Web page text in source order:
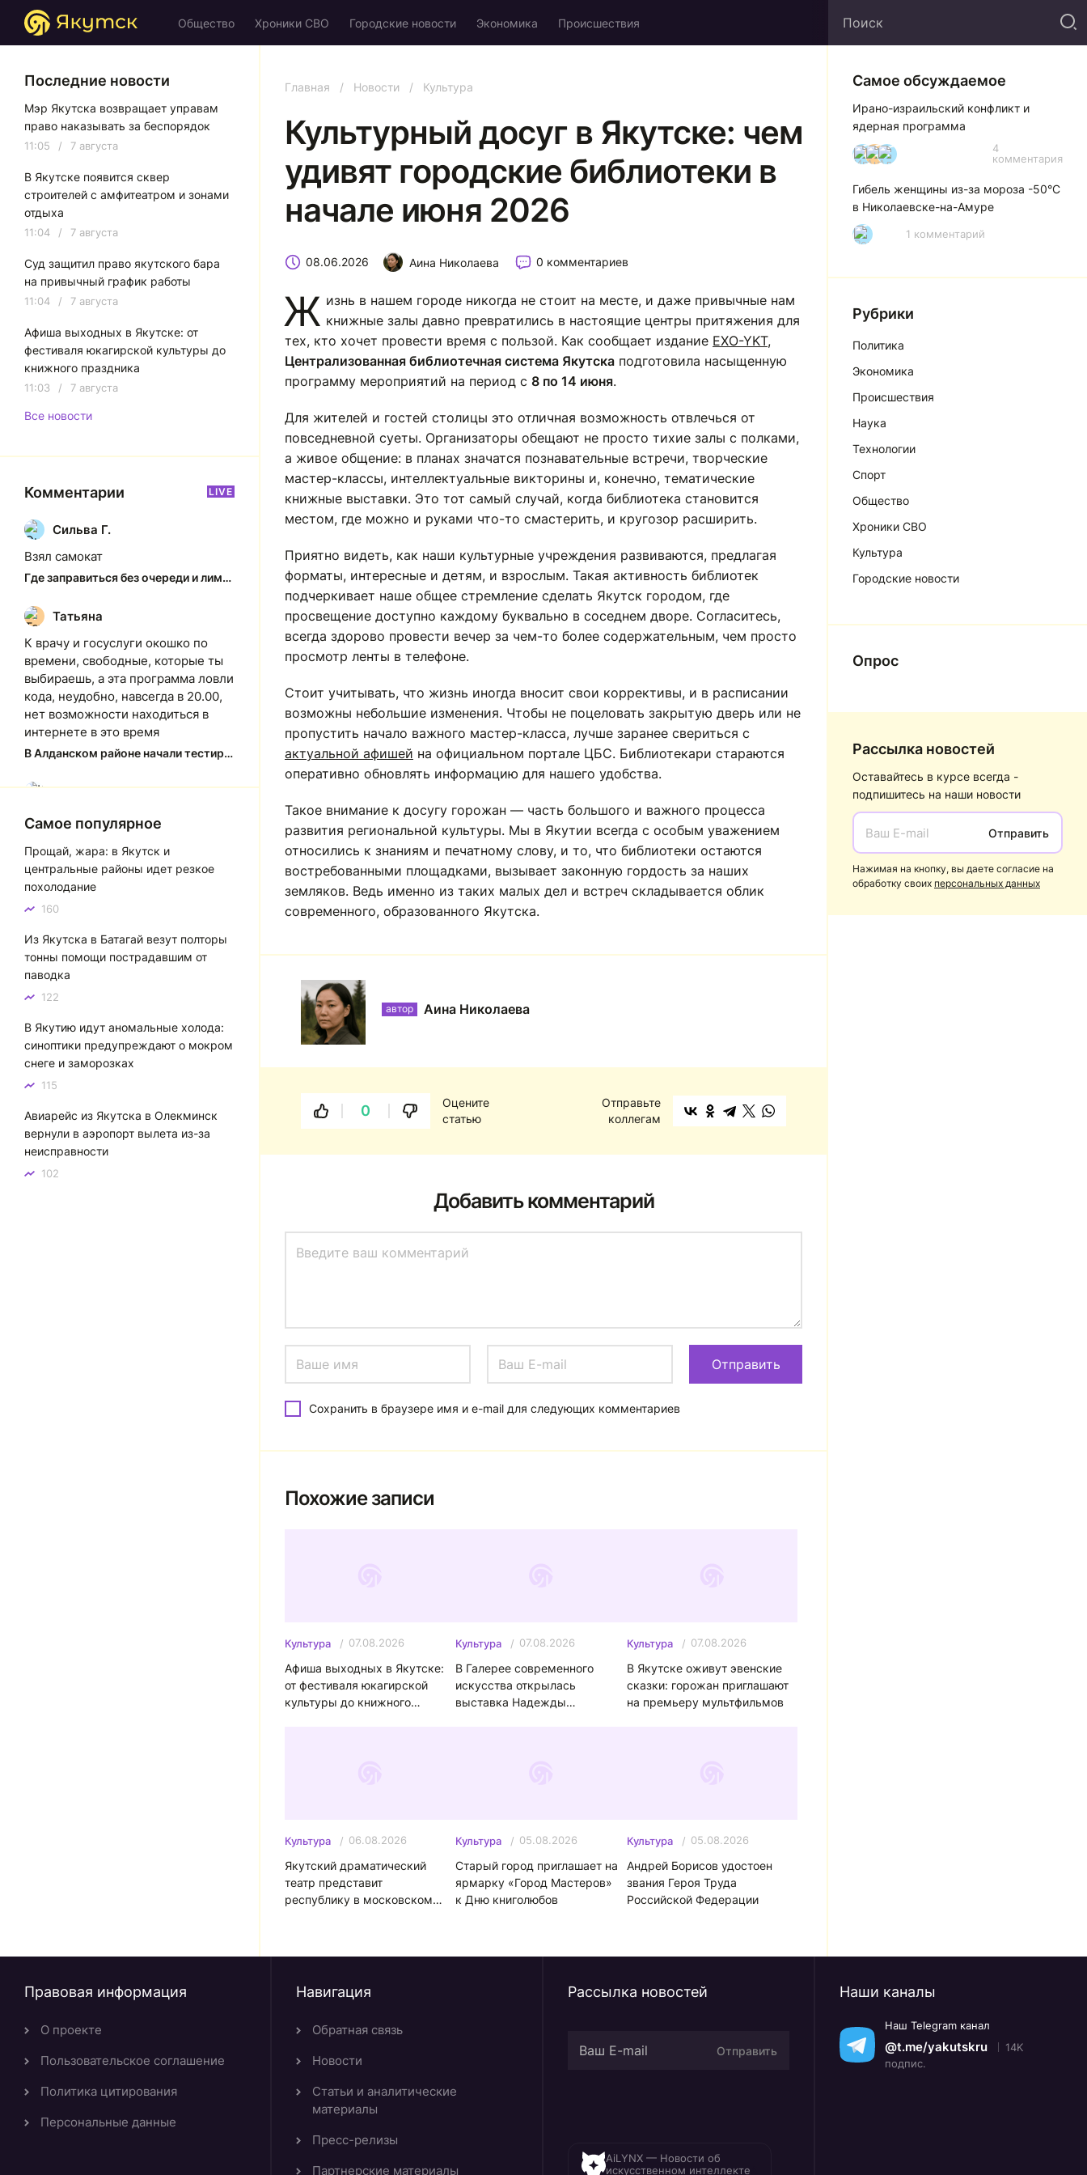
Общество Хроники СВО Городские новости Экономика Происшествия
Главная / Новости / Культура
Культурный досуг в Якутске: чем
удивят городские библиотеки в
начале июня 2026
Аина Николаева 0 комментариев
08.06.2026
Ж изнь в нашем городе никогда не стоит на месте, и даже привычные нам
книжные залы давно превратились в настоящие центры притяжения для
тех, кто хочет провести время с пользой. Как сообщает издание EXO-YKT,
Централизованная библиотечная система Якутска подготовила насыщенную
программу мероприятий на период с 8 по 14 июня.
Для жителей и гостей столицы это отличная возможность отвлечься от
повседневной суеты. Организаторы обещают не просто тихие залы с полками,
а живое общение: в планах значатся познавательные встречи, творческие
мастер-классы, интеллектуальные викторины и, конечно, тематические
книжные выставки. Это тот самый случай, когда библиотека становится
местом, где можно и руками что-то смастерить, и кругозор расширить.
Приятно видеть, как наши культурные учреждения развиваются, предлагая
форматы, интересные и детям, и взрослым. Такая активность библиотек
подчеркивает наше общее стремление сделать Якутск городом, где
просвещение доступно каждому буквально в соседнем дворе. Согласитесь,
всегда здорово провести вечер за чем-то более содержательным, чем просто
просмотр ленты в телефоне.
Стоит учитывать, что жизнь иногда вносит свои коррективы, и в расписании
возможны небольшие изменения. Чтобы не поцеловать закрытую дверь или не
пропустить начало важного мастер-класса, лучше заранее свериться с
актуальной афишей на официальном портале ЦБС. Библиотекари стараются
оперативно обновлять информацию для нашего удобства.
Такое внимание к досугу горожан — часть большого и важного процесса
развития региональной культуры. Мы в Якутии всегда с особым уважением
относились к знаниям и печатному слову, и то, что библиотеки остаются
востребованными площадками, вызывает законную гордость за наших
земляков. Ведь именно из таких малых дел и встреч складывается облик
современного, образованного Якутска.
автор Аина Николаева
Оцените
статью
0
Отправьте
коллегам
Добавить комментарий
Сохранить в браузере имя и e-mail для следующих комментариев
Похожие записи
Культура 07.08.2026
Афиша выходных в Якутске:
от фестиваля юкагирской
культуры до книжного
Культура 07.08.2026
В Галерее современного
искусства открылась
выставка Надежды
Культура 07.08.2026
В Якутске оживут эвенские
сказки: горожан приглашают
на премьеру мультфильмов
Культура 06.08.2026
Якутский драматический
театр представит
республику в московском
Культура 05.08.2026
Старый город приглашает на
ярмарку «Город Мастеров»
к Дню книголюбов
Культура 05.08.2026
Андрей Борисов удостоен
звания Героя Труда
Российской Федерации
Последние новости
Мэр Якутска возвращает управам
право наказывать за беспорядок
11:05 / 7 августа
В Якутске появится сквер
строителей с амфитеатром и зонами
отдыха
11:04 / 7 августа
Суд защитил право якутского бара
на привычный график работы
11:04 / 7 августа
Афиша выходных в Якутске: от
фестиваля юкагирской культуры до
книжного праздника
11:03 / 7 августа
Все новости
Комментарии LIVE
С
Сильва Г.
Взял самокат
Где заправиться без очереди и лимитов: актуальная ситуация на АЗС Якутска
Т
Татьяна
К врачу и госуслуги окошко по
времени, свободные, которые ты
выбираешь, а эта программа ловли
кода, неудобно, навсегда в 20.00,
нет возможности находиться в
интернете в это время
В Алданском районе начали тестировать систему заправки по QR-кодам
Ю
Юлия Анатольевна
Спасибо за краткий, рассказ об
история города Якутска. Желаю
процветания нашему Северу!
К
Котя злой
Зной в Сибири, тем более в
Якутске. Никакой это не зной, а
просто приятное тепло. А про
палящее солнце тем более
даже в песнях поют…
Якутск готовится к пику летнего зноя: синоптики прогнозируют до плюс 35 градусов
Самое популярное
Прощай, жара: в Якутск и
центральные районы идет резкое
похолодание
160
Из Якутска в Батагай везут полторы
тонны помощи пострадавшим от
паводка
122
В Якутию идут аномальные холода:
синоптики предупреждают о мокром
снеге и заморозках
115
Авиарейс из Якутска в Олекминск
вернули в аэропорт вылета из-за
неисправности
102
Самое обсуждаемое
Ирано-израильский конфликт и
ядерная программа
И А А
4
комментария
Гибель женщины из-за мороза -50°C
в Николаевске-на-Амуре
Р 1 комментарий
Рубрики
Политика
Экономика
Происшествия
Наука
Технологии
Спорт
Общество
Хроники СВО
Культура
Городские новости
Опрос
Рассылка новостей
Оставайтесь в курсе всегда -
подпишитесь на наши новости
Отправить
Нажимая на кнопку, вы даете согласие на
обработку своих персональных данных
Правовая информация
О проекте
Пользовательское соглашение
Политика цитирования
Персональные данные
Навигация
Обратная связь
Новости
Статьи и аналитические
материалы
Пресс-релизы
Партнерские материалы
Наши каналы
Наш Telegram канал
@t.me/yakutskru
14K
подпис.
Рассылка новостей
Отправить
AiLYNX — Новости об
искусственном интеллекте